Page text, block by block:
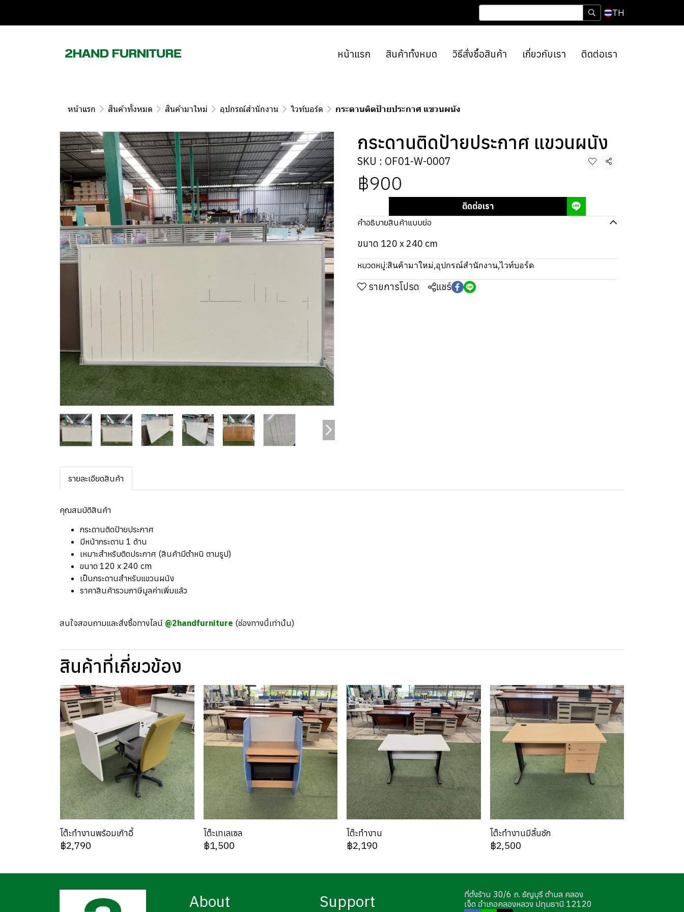
TH
หน้าแรก สินค้าทั้งหมด วิธีสั่งซื้อสินค้า เกี่ยวกับเรา ติดต่อเรา
หน้าแรก สินค้าทั้งหมด สินค้ามาใหม่ อุปกรณ์สำนักงาน ไวท์บอร์ด กระดานติดป้ายประกาศ แขวนผนัง
กระดานติดป้ายประกาศ แขวนผนัง
SKU : OF01-W-0007 แชร์
฿900
ติดต่อเรา
คำอธิบายสินค้าแบบย่อ
ขนาด 120 x 240 cm
หมวดหมู่:สินค้ามาใหม่,อุปกรณ์สำนักงาน,ไวท์บอร์ด
รายการโปรด แชร์
รายละเอียดสินค้า
คุณสมบัติสินค้า
กระดานติดป้ายประกาศ
มีหน้ากระดาน 1 ด้าน
เหมาะสำหรับติดประกาศ (สินค้ามีตำหนิ ตามรูป)
ขนาด 120 x 240 cm
เป็นกระดานสำหรับแขวนผนัง
ราคาสินค้ารวมภาษีมูลค่าเพิ่มแล้ว
สนใจสอบถามและสั่งซื้อทางไลน์ @2handfurniture (ช่องทางนี้เท่านั้น)
สินค้าที่เกี่ยวข้อง
โต๊ะทำงานพร้อมเก้าอี้
฿2,790
โต๊ะเทเลเซล
฿1,500
โต๊ะทำงาน
฿2,190
โต๊ะทำงานมีลิ้นชัก
฿2,500
About Support
ที่ตั้งร้าน 30/6 ถ. ธัญบุรี ตำบล คลอง
เจ็ด อำเภอคลองหลวง ปทุมธานี 12120